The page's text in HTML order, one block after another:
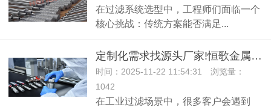
在过滤系统选型中，工程师们面临一个
核心挑战：传统方案能否满足...
定制化需求找源头厂家!恒歌金属烧结滤芯支持按需定制精度 / 尺寸！
时间：2025-11-22 11:54:31 浏览量：
1042
在工业过滤场景中，很多客户会遇到